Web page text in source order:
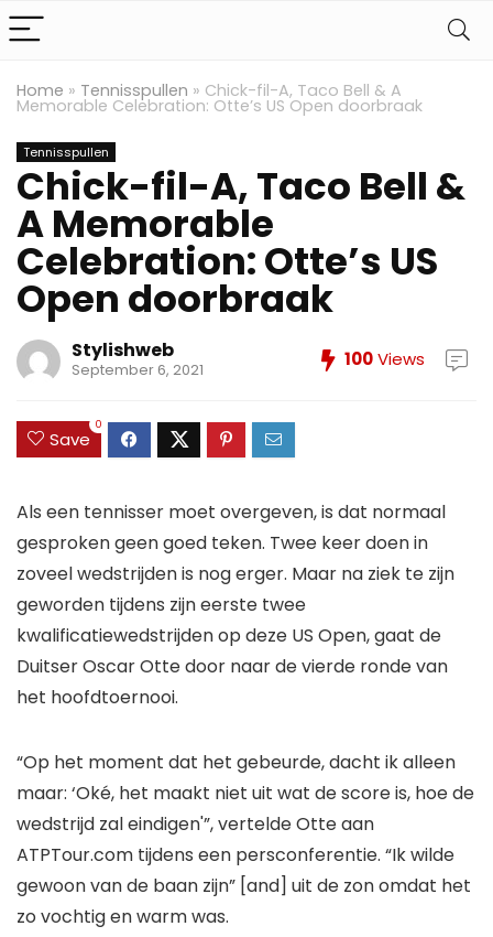
Home » Tennisspullen » Chick-fil-A, Taco Bell & A
Memorable Celebration: Otte’s US Open doorbraak
Tennisspullen
Chick-fil-A, Taco Bell &
A Memorable
Celebration: Otte’s US
Open doorbraak
Stylishweb
September 6, 2021 100Views
Save
0
Als een tennisser moet overgeven, is dat normaal
gesproken geen goed teken. Twee keer doen in
zoveel wedstrijden is nog erger. Maar na ziek te zijn
geworden tijdens zijn eerste twee
kwalificatiewedstrijden op deze US Open, gaat de
Duitser Oscar Otte door naar de vierde ronde van
het hoofdtoernooi.
“Op het moment dat het gebeurde, dacht ik alleen
maar: ‘Oké, het maakt niet uit wat de score is, hoe de
wedstrijd zal eindigen'”, vertelde Otte aan
ATPTour.com tijdens een persconferentie. “Ik wilde
gewoon van de baan zijn” [and] uit de zon omdat het
zo vochtig en warm was.